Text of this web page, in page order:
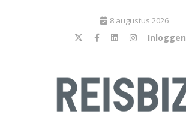
8 augustus 2026
Inloggen